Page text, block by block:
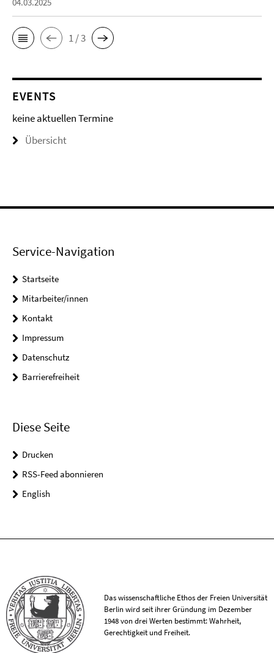
1 / 3
EVENTS
keine aktuellen Termine
Übersicht
Service-Navigation
Startseite
Mitarbeiter/innen
Kontakt
Impressum
Datenschutz
Barrierefreiheit
Diese Seite
Drucken
RSS-Feed abonnieren
English
Das wissenschaftliche Ethos der Freien Universität
Berlin wird seit ihrer Gründung im Dezember
1948 von drei Werten bestimmt: Wahrheit,
Gerechtigkeit und Freiheit.